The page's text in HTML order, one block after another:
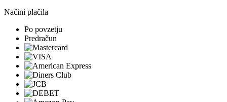
Načini plačila
Po povzetju
Predračun